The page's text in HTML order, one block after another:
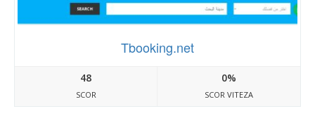
Tbooking.net
48
SCOR
0%
SCOR VITEZA